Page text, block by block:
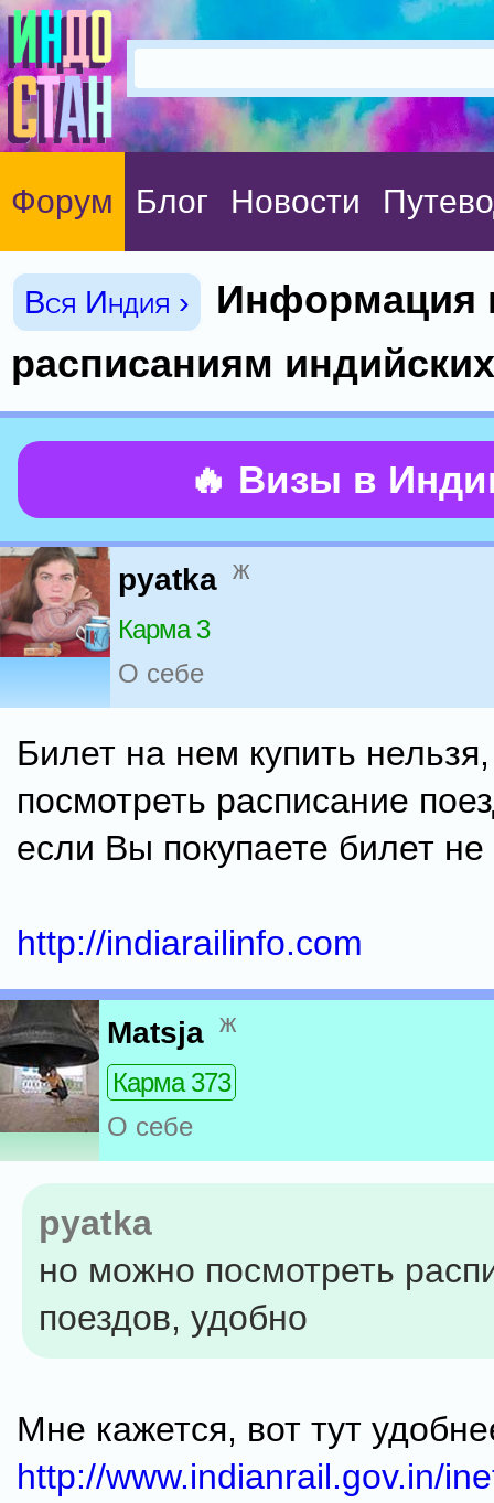
Форум Блог Новости
Вся Индия ›
Информация
расписаниям
🔥 Визы в
pyatka ж
Карма 3
О себе
Билет на нем купить
посмотреть расписание
если Вы покупаете билет не
http://indiarailinfo.com
Matsja ж
Карма 373
О себе
pyatka
но можно посмотреть
поездов, удобно
Мне кажется, вот тут
http://www.indianrail.gov.in/